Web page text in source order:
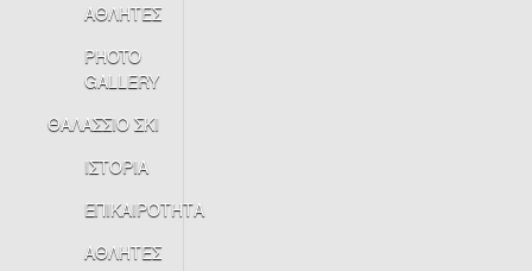
ΑΘΛΗΤΕΣ
PHOTO
GALLERY
ΘΑΛΑΣΣΙΟ ΣΚΙ
ΙΣΤΟΡΙΑ
ΕΠΙΚΑΙΡΟΤΗΤΑ
ΑΘΛΗΤΕΣ